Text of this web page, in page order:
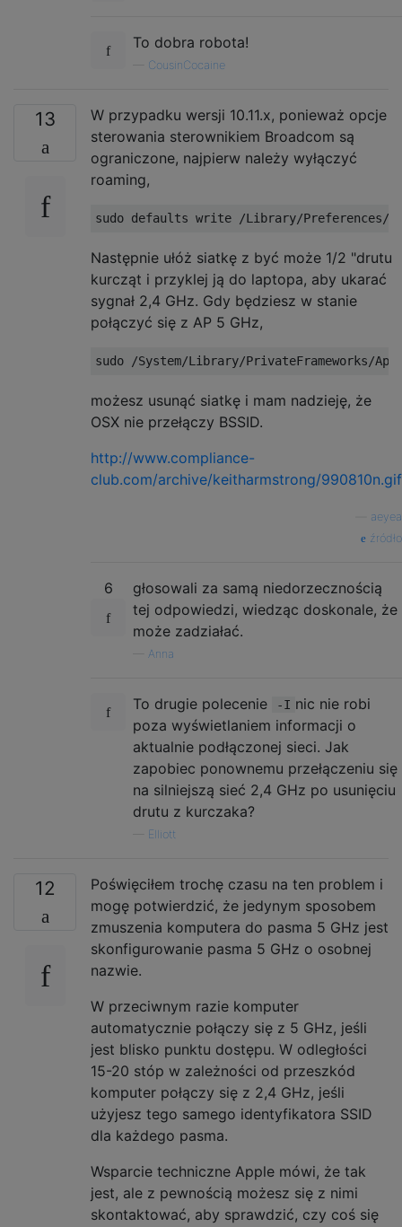
To dobra robota!
CousinCocaine
13
W przypadku wersji 10.11.x, ponieważ opcje
sterowania sterownikiem Broadcom są
ograniczone, najpierw należy wyłączyć
roaming,
Następnie ułóż siatkę z być może 1/2 "drutu
kurcząt i przyklej ją do laptopa, aby ukarać
sygnał 2,4 GHz. Gdy będziesz w stanie
połączyć się z AP 5 GHz,
możesz usunąć siatkę i mam nadzieję, że
OSX nie przełączy BSSID.
http://www.compliance-
club.com/archive/keitharmstrong/990810n.gif
aeyea
źródło
6
głosowali za samą niedorzecznością
tej odpowiedzi, wiedząc doskonale, że
może zadziałać.
Anna
To drugie polecenie -I nic nie robi
poza wyświetlaniem informacji o
aktualnie podłączonej sieci. Jak
zapobiec ponownemu przełączeniu się
na silniejszą sieć 2,4 GHz po usunięciu
drutu z kurczaka?
Elliott
12
Poświęciłem trochę czasu na ten problem i
mogę potwierdzić, że jedynym sposobem
zmuszenia komputera do pasma 5 GHz jest
skonfigurowanie pasma 5 GHz o osobnej
nazwie.
W przeciwnym razie komputer
automatycznie połączy się z 5 GHz, jeśli
jest blisko punktu dostępu. W odległości
15-20 stóp w zależności od przeszkód
komputer połączy się z 2,4 GHz, jeśli
użyjesz tego samego identyfikatora SSID
dla każdego pasma.
Wsparcie techniczne Apple mówi, że tak
jest, ale z pewnością możesz się z nimi
skontaktować, aby sprawdzić, czy coś się